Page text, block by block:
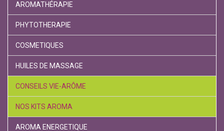
AROMATHÉRAPIE
PHYTOTHERAPIE
COSMETIQUES
HUILES DE MASSAGE
CONSEILS VIE-ARÔME
NOS KITS AROMA
AROMA ENERGETIQUE